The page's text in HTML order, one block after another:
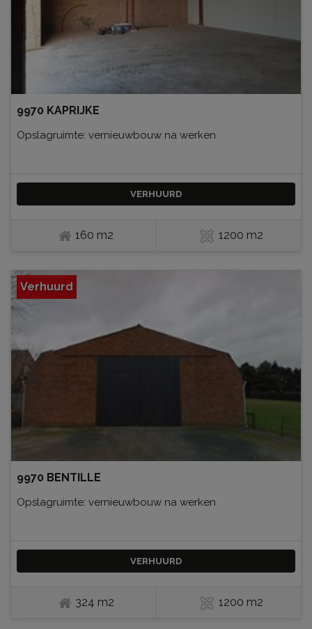
9970 KAPRIJKE
Opslagruimte: vernieuwbouw na werken
VERHUURD
160 m2 1200 m2
Verhuurd
9970 BENTILLE
Opslagruimte: vernieuwbouw na werken
VERHUURD
324 m2 1200 m2